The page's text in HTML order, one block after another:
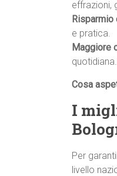
effrazioni,
Risparmio
e pratica.
Maggiore
quotidiana.
Cosa
I
Per
livello